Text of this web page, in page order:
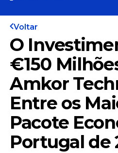
Voltar
O
€150
Amkor
Entre os
Pacote
Portugal de